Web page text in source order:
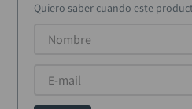
Quiero saber cuando este